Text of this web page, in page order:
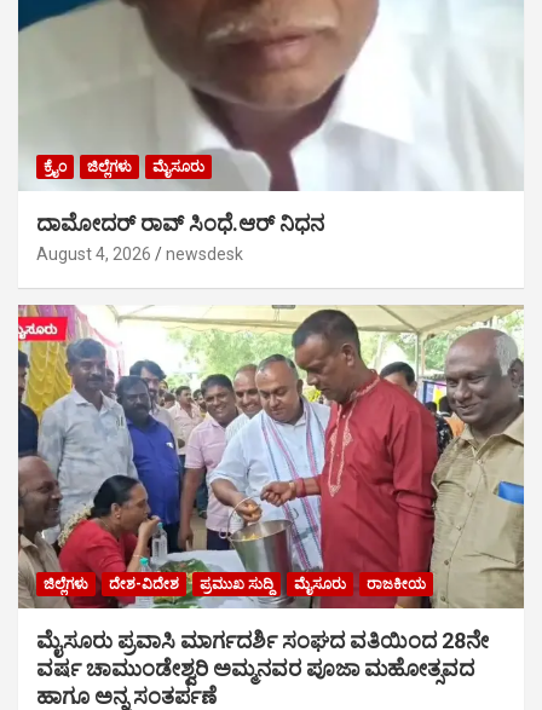
ಕ್ರೈಂ ಜಿಲ್ಲೆಗಳು ಮೈಸೂರು
ದಾಮೋದರ್ ರಾವ್ ಸಿಂಧೆ.ಆರ್ ನಿಧನ
August 4, 2026 newsdesk
ಜಿಲ್ಲೆಗಳು ದೇಶ-ವಿದೇಶ ಪ್ರಮುಖ ಸುದ್ದಿ ಮೈಸೂರು ರಾಜಕೀಯ
ಮೈಸೂರು ಪ್ರವಾಸಿ ಮಾರ್ಗದರ್ಶಿ ಸಂಘದ ವತಿಯಿಂದ 28ನೇ
ವರ್ಷ ಚಾಮುಂಡೇಶ್ವರಿ ಅಮ್ಮನವರ ಪೂಜಾ ಮಹೋತ್ಸವದ
ಹಾಗೂ ಅನ್ನ ಸಂತರ್ಪಣೆ